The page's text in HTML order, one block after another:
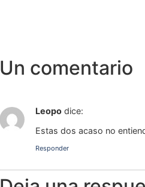
Un comentario
Leopo dice:
Estas dos acaso no
Responder